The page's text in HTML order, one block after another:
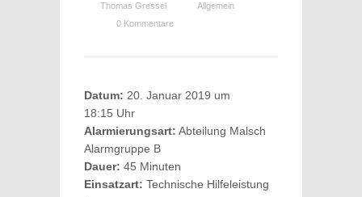
Thomas Gressel
Allgemein
0 Kommentare
Datum: 20. Januar 2019 um
18:15 Uhr
Alarmierungsart: Abteilung Malsch
Alarmgruppe B
Dauer: 45 Minuten
Einsatzart: Technische Hilfeleistung